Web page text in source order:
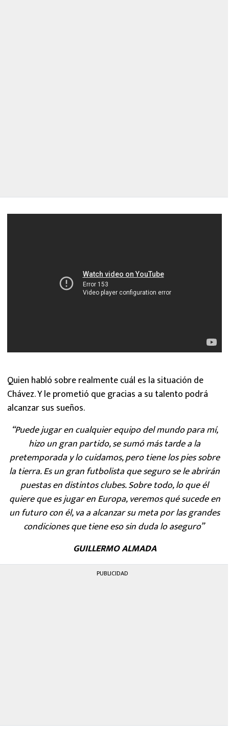
Quien habló sobre realmente cuál es la situación de
Chávez. Y le prometió que gracias a su talento podrá
alcanzar sus sueños.
“Puede jugar en cualquier equipo del mundo para mí,
hizo un gran partido, se sumó más tarde a la
pretemporada y lo cuidamos, pero tiene los pies sobre
la tierra. Es un gran futbolista que seguro se le abrirán
puestas en distintos clubes. Sobre todo, lo que él
quiere que es jugar en Europa, veremos qué sucede en
un futuro con él, va a alcanzar su meta por las grandes
condiciones que tiene eso sin duda lo aseguro”
GUILLERMO ALMADA
PUBLICIDAD